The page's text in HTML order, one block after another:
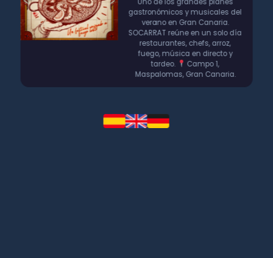
gastronómicos y musicales del
verano en Gran Canaria.
SOCARRAT reúne en un solo día
restaurantes, chefs, arroz,
fuego, música en directo y
tardeo.
Campo 1,
Maspalomas, Gran Canaria.